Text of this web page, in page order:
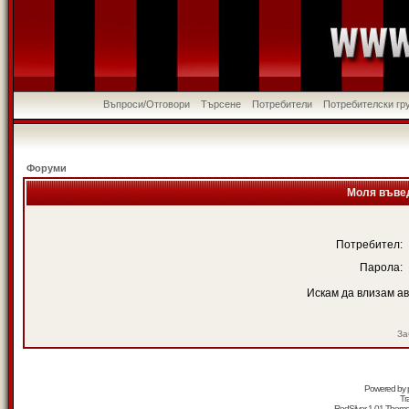
Въпроси/Отговори Търсене Потребители Потребителски
Форуми
Моля
Потребител:
Парола:
Искам да влизам
Powered by